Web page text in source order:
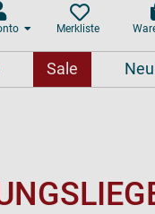
Merkliste
Sale